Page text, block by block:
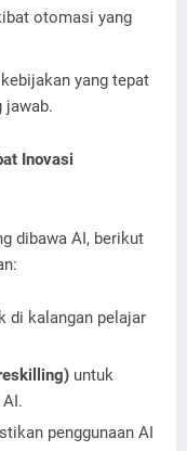
otomasi yang
yang tepat
jawab.
Inovasi
dibawa AI, berikut
di kalangan pelajar
untuk
penggunaan AI